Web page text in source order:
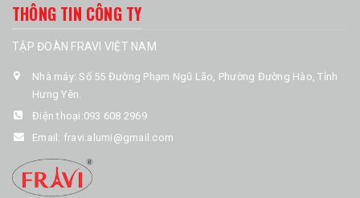
THÔNG TIN CÔNG TY
TẬP ĐOÀN FRAVI VIỆT NAM
Nhà máy: Số 55 Đường Phạm Ngũ Lão, Phường Đường Hào, Tỉnh
Hưng Yên.
Điện thoại:093 608 2969
Email: fravi.alumi@gmail.com